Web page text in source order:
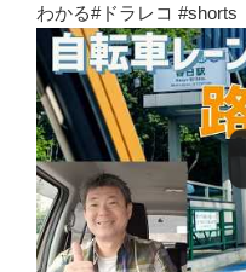
わかる#ドラレコ #shorts